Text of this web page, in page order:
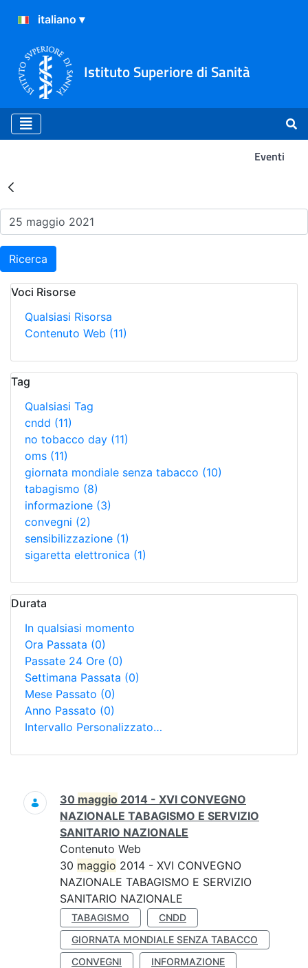
Istituto Superiore di Sanità
Eventi
Risultati della Ricerca -
Ricerca
Voci Risorse
Qualsiasi Risorsa
Contenuto Web (11)
Tag
Qualsiasi Tag
cndd (11)
no tobacco day (11)
oms (11)
giornata mondiale senza tabacco (10)
tabagismo (8)
informazione (3)
convegni (2)
sensibilizzazione (1)
sigaretta elettronica (1)
Durata
In qualsiasi momento
Ora Passata (0)
Passate 24 Ore (0)
Settimana Passata (0)
Mese Passato (0)
Anno Passato (0)
Intervallo Personalizzato…
Ricerca
30 maggio 2014 - XVI CONVEGNO
NAZIONALE TABAGISMO E SERVIZIO
SANITARIO NAZIONALE
Contenuto Web
30 maggio 2014 - XVI CONVEGNO
NAZIONALE TABAGISMO E SERVIZIO
SANITARIO NAZIONALE
TABAGISMO
CNDD
GIORNATA MONDIALE SENZA TABACCO
CONVEGNI
INFORMAZIONE